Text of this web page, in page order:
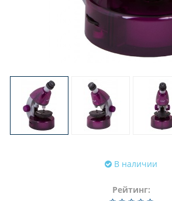
В наличии
Рейтинг: